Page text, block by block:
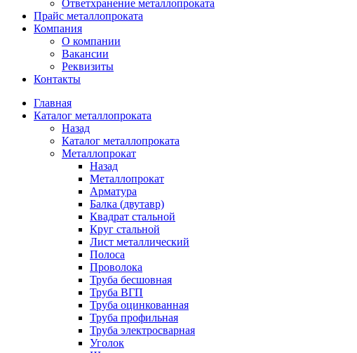
Ответхранение металлопроката
Прайс металлопроката
Компания
О компании
Вакансии
Реквизиты
Контакты
Главная
Каталог металлопроката
Назад
Каталог металлопроката
Металлопрокат
Назад
Металлопрокат
Арматура
Балка (двутавр)
Квадрат стальной
Круг стальной
Лист металлический
Полоса
Проволока
Труба бесшовная
Труба ВГП
Труба оцинкованная
Труба профильная
Труба электросварная
Уголок